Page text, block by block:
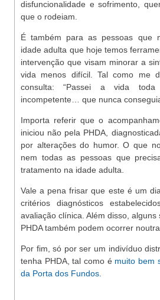
disfuncionalidade e sofrimento,
que o rodeiam.
É também para as pessoas que
idade adulta que hoje temos
intervenção que visam minorar a
vida menos difícil. Tal como me
consulta: “Passei a vida
incompetente… que nunca
Importa referir que o
iniciou não pela PHDA,
por alterações do humor. O que
nem todas as pessoas que
tratamento na idade adulta.
Vale a pena frisar que este é um
critérios diagnósticos
avaliação clínica. Além disso, alguns
PHDA também podem ocorrer
Por fim, só por ser um indivíduo
tenha PHDA, tal como é muito bem
da Porta dos Fundos